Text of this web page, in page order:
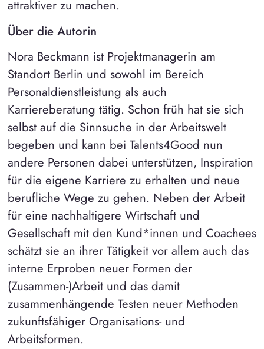
attraktiver zu machen.
Über die Autorin
Nora Beckmann ist Projektmanagerin am
Standort Berlin und sowohl im Bereich
Personaldienstleistung als auch
Karriereberatung tätig. Schon früh hat sie sich
selbst auf die Sinnsuche in der Arbeitswelt
begeben und kann bei Talents4Good nun
andere Personen dabei unterstützen, Inspiration
für die eigene Karriere zu erhalten und neue
berufliche Wege zu gehen. Neben der Arbeit
für eine nachhaltigere Wirtschaft und
Gesellschaft mit den Kund*innen und Coachees
schätzt sie an ihrer Tätigkeit vor allem auch das
interne Erproben neuer Formen der
(Zusammen-)Arbeit und das damit
zusammenhängende Testen neuer Methoden
zukunftsfähiger Organisations- und
Arbeitsformen.